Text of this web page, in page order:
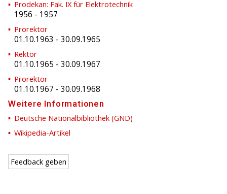
Prodekan: Fak. IX für Elektrotechnik
1956 - 1957
Prorektor
01.10.1963 - 30.09.1965
Rektor
01.10.1965 - 30.09.1967
Prorektor
01.10.1967 - 30.09.1968
Weitere Informationen
Deutsche Nationalbibliothek (GND)
Wikipedia-Artikel
Feedback geben